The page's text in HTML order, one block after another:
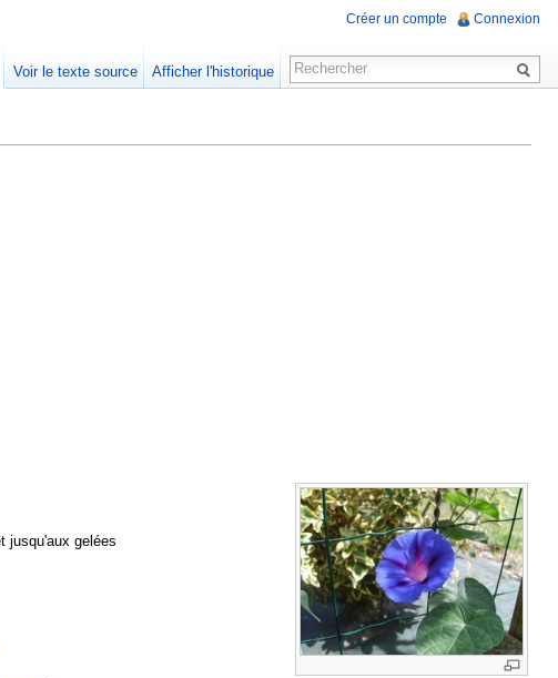
jusqu'aux gelées
Créer un compte Connexion
Voir le texte source Afficher l'historique